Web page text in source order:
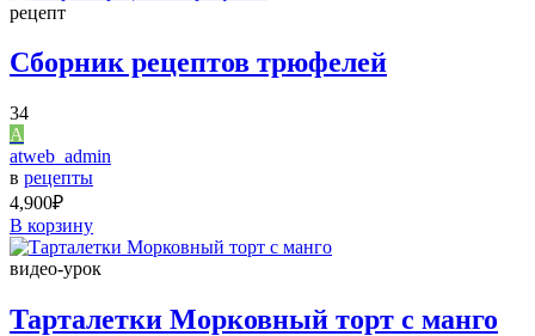
рецепт
Сборник рецептов трюфелей
34
A
atweb_admin
в рецепты
4,900₽
В корзину
видео-урок
Тарталетки Морковный торт с манго